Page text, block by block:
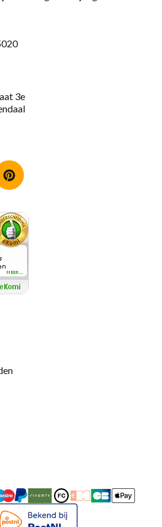
3e
Maestro
PayPalRiverty/Afterpay
FashionCheque
Overboeking
CarteApple